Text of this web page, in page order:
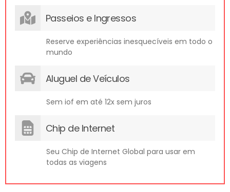
Passeios e Ingressos
Reserve experiências inesquecíveis em todo o
mundo
Aluguel de Veículos
Sem iof em até 12x sem juros
Chip de Internet
Seu Chip de Internet Global para usar em
todas as viagens